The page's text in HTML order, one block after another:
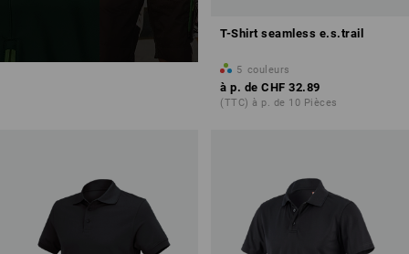
T-Shirt seamless e.s.trail
5 couleurs
à p. de CHF 32.89
(TTC) à p. de 10 Pièces